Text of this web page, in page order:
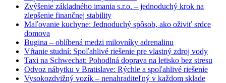
Zvýšenie základného imania s.r.o. – jednoduchý krok na
zlepšenie finančnej stability
Maľovanie kuchyne: Jednoduchý spôsob, ako oživiť srdce
domova
Bugina – oblíbená medzi milovníky adrenalinu
Vŕtanie studní: Spoľahlivé riešenie pre vlastný zdroj vody
Taxi na Schwechat: Pohodlná doprava na letisko bez stresu
Odvoz nábytku v Bratislave: Rýchle a spoľahlivé riešenie
Vysokozdvižný vozík – nenahraditeľný v každom sklade